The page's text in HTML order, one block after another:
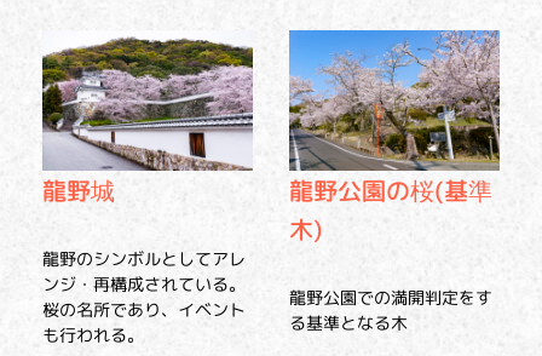
龍野城
龍野のシンボルとしてアレ
ンジ・再構成されている。
桜の名所であり、イベント
も行われる。
龍野公園の桜(基準
木)
龍野公園での満開判定をす
る基準となる木